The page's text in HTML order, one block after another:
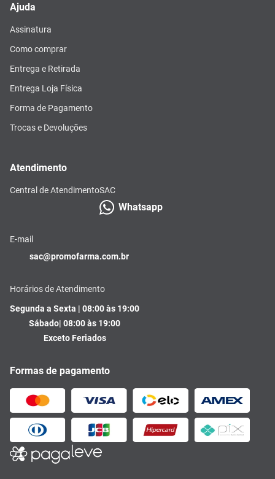
Ajuda
Assinatura
Como comprar
Entrega e Retirada
Entrega Loja Física
Forma de Pagamento
Trocas e Devoluções
Atendimento
Central de AtendimentoSAC
Whatsapp
E-mail
sac@promofarma.com.br
Horários de Atendimento
Segunda a Sexta | 08:00 às 19:00
Sábado| 08:00 às 19:00
Exceto Feriados
Formas de pagamento